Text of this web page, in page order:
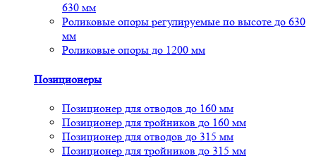
630 мм
Роликовые опоры регулируемые по высоте до 630
мм
Роликовые опоры до 1200 мм
Позиционеры
Позиционер для отводов до 160 мм
Позиционер для тройников до 160 мм
Позиционер для отводов до 315 мм
Позиционер для тройников до 315 мм